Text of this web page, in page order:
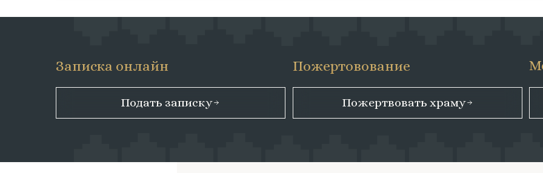
Пожертвовать храму
Подать записку
Пожертовование
Записка онлайн